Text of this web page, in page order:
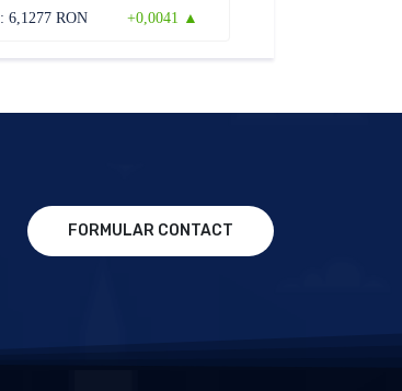
: 6,1277 RON +0,0041 ▲
FORMULAR CONTACT